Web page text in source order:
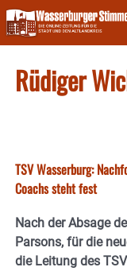
Skip
to
content
Rüdiger
TSV Wasserburg:
Coachs steht fest
Nach der Absage
Parsons, für die
die Leitung des